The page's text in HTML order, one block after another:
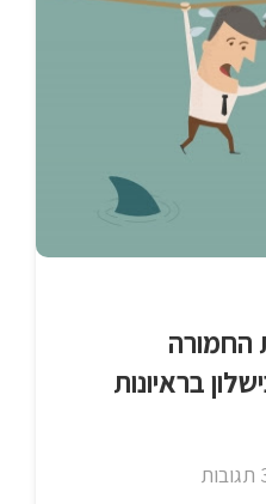
החמורה
בראיונות
תגובות